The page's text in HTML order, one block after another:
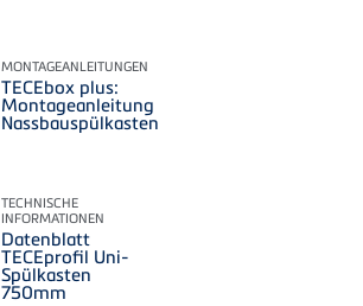
MONTAGEANLEITUNGEN
TECEbox plus:
Montageanleitung
Nassbauspülkasten
TECHNISCHE
INFORMATIONEN
Datenblatt
TECEprofil Uni-
Spülkasten
750mm